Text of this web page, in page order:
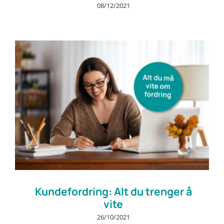
08/12/2021
Kundefordring: Alt du trenger å
vite
26/10/2021